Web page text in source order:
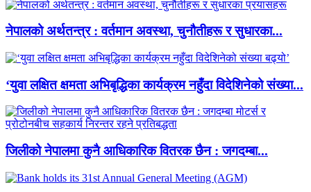
नेपालको अर्थतन्त्र : वर्तमान अवस्था, चुनौतीहरू र सुधारका...
‘युवा लक्षित क्षमता अभिबृद्धिका कार्यक्रम नहुँदा विदेशिनेको संख्या...
जिलीको नेपालमा कुनै आधिकारिक वितरक छैन : जगदम्बा...